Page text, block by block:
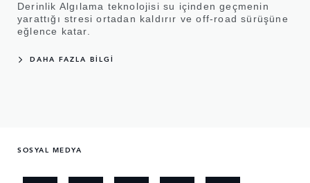
Derinlik Algılama teknolojisi su içinden geçmenin
yarattığı stresi ortadan kaldırır ve off-road sürüşüne
eğlence katar.
DAHA FAZLA BİLGİ
SOSYAL MEDYA